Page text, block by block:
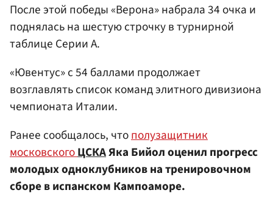
После этой победы «Верона» набрала 34 очка и
поднялась на шестую строчку в турнирной
таблице Серии А.
«Ювентус» с 54 баллами продолжает
возглавлять список команд элитного дивизиона
чемпионата Италии.
Ранее сообщалось, чтополузащитник
московскогоЦСКАЯка Бийол оценил прогресс
молодых одноклубников на тренировочном
сборе в испанском Кампоаморе.